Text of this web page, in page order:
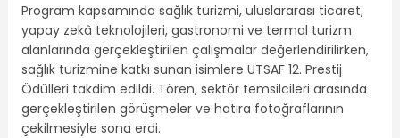
Program kapsamında sağlık turizmi, uluslararası ticaret,
yapay zekâ teknolojileri, gastronomi ve termal turizm
alanlarında gerçekleştirilen çalışmalar değerlendirilirken,
sağlık turizmine katkı sunan isimlere UTSAF 12. Prestij
Ödülleri takdim edildi. Tören, sektör temsilcileri arasında
gerçekleştirilen görüşmeler ve hatıra fotoğraflarının
çekilmesiyle sona erdi.